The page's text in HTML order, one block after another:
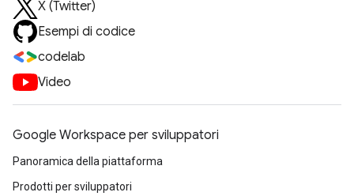
X (Twitter)
Esempi di codice
codelab
Video
Google Workspace per sviluppatori
Panoramica della piattaforma
Prodotti per sviluppatori